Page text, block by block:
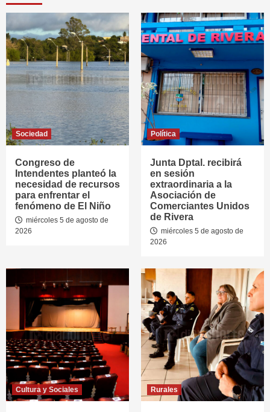
Sociedad
Congreso de
Intendentes planteó la
necesidad de recursos
para enfrentar el
fenómeno de El Niño
miércoles 5 de agosto de
2026
Política
Junta Dptal. recibirá
en sesión
extraordinaria a la
Asociación de
Comerciantes Unidos
de Rivera
miércoles 5 de agosto de
2026
Cultura y Sociales Rurales